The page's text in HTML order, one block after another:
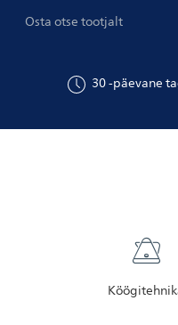
Osta otse tootjalt
30-päevane